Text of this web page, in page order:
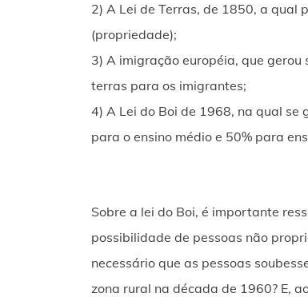
2) A Lei de Terras, de 1850, a qual
(propriedade);
3) A imigração européia, que
terras para os imigrantes;
4) A Lei do Boi de 1968, na qual
para o ensino médio e 50% para
Sobre a lei do Boi, é importante
possibilidade de pessoas não
necessário que as pessoas
zona rural na década de 1960? E,